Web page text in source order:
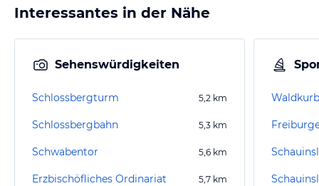
Interessantes in der Nähe
Sehenswürdigkeiten
Schlossbergturm 5,2 km
Schlossbergbahn 5,3 km
Schwabentor 5,6 km
Erzbischöfliches Ordinariat 5,7 km